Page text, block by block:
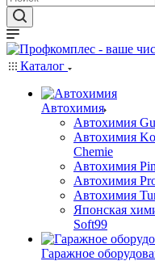
Каталог
Автохимия
Автохимия
Автохимия
Chemie
Автохимия
Автохимия
Автохимия
Японская
Soft99
Гаражное